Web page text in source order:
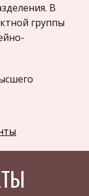
В
группы
матричной